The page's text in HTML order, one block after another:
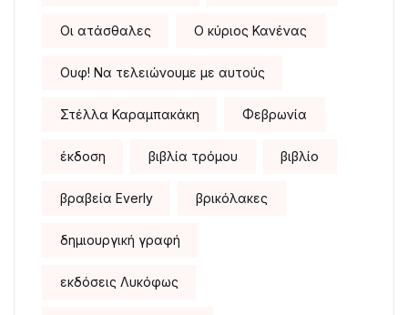
Οι ατάσθαλες Ο κύριος Κανένας
Ουφ! Να τελειώνουμε με αυτούς
Στέλλα Καραμπακάκη Φεβρωνία
έκδοση βιβλία τρόμου βιβλίο
βραβεία Everly βρικόλακες
δημιουργική γραφή
εκδόσεις Λυκόφως